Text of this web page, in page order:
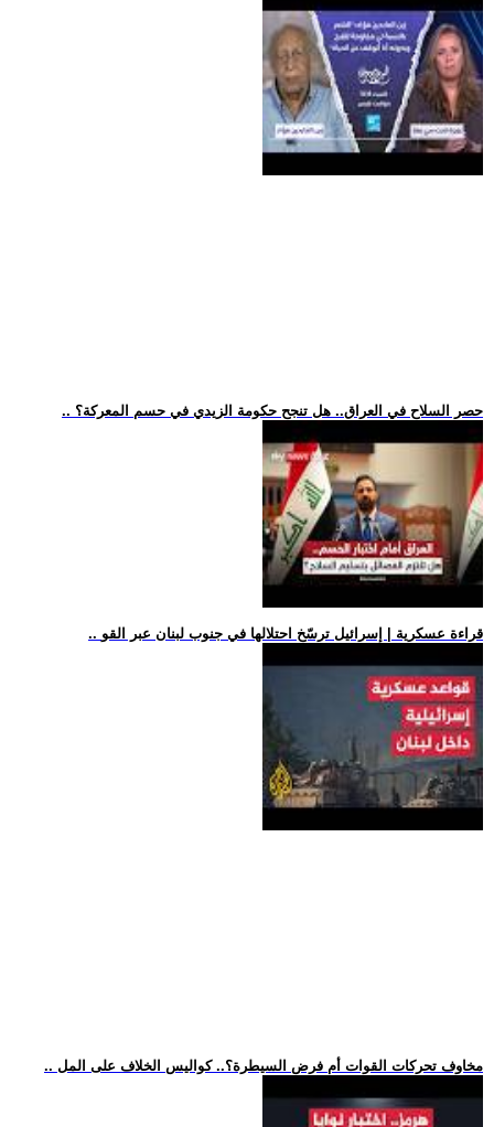
.. حصر السلاح في العراق.. هل تنجح حكومة الزيدي في حسم المعركة؟
.. قراءة عسكرية | إسرائيل ترسّخ احتلالها في جنوب لبنان عبر القو
.. مخاوف تحركات القوات أم فرض السيطرة؟.. كواليس الخلاف على المل